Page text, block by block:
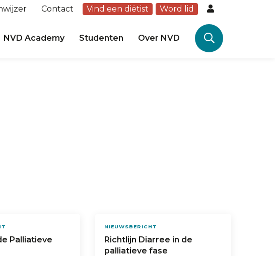
Contact Vind een diëtist Word lid
NVD Academy Studenten Over NVD
Palliatieve
NIEUWSBERICHT
Richtlijn Diarree in de
palliatieve fase